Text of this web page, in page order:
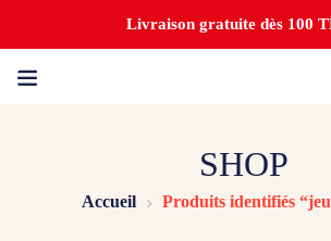
Livraison gratuite dès 100
SHOP
Accueil Produits identifiés